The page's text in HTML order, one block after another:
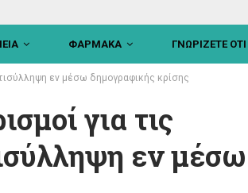
ΦΑΡΜΑΚΑ ΓΝΩΡΙΖΕΤΕ ΟΤΙ
εν μέσω δημογραφικής κρίσης
για τις
εν μέσω